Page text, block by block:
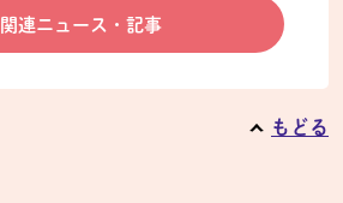
関連ニュース・記事
もどる